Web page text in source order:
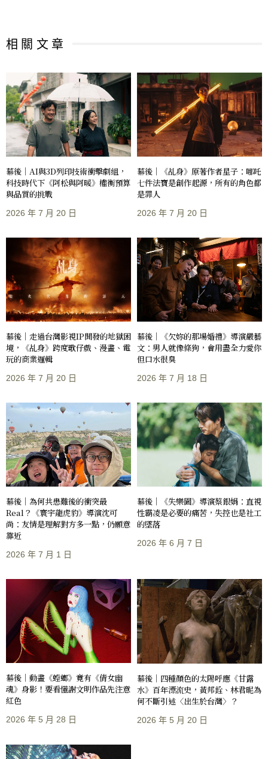
相 關 文 章
幕後｜AI與3D列印技術衝擊劇組，
科技時代下《阿松與阿暖》權衡預算
與品質的挑戰
2026 年 7 月 20 日
幕後｜《乩身》原著作者星子：哪吒
七件法寶是創作起源，所有的角色都
是罪人
2026 年 7 月 20 日
幕後｜走過台灣影視IP開發的地獄困
境，《乩身》跨度歌仔戲、漫畫、電
玩的商業邏輯
2026 年 7 月 20 日
幕後｜《欠妳的那場婚禮》導演嚴藝
文：男人就像條狗，會用盡全力愛你
但口水很臭
2026 年 7 月 18 日
幕後｜為何共患難後的衝突最
Real？《寰宇龍虎豹》導演沈可
尚：友情是理解對方多一點，仍願意
靠近
2026 年 7 月 1 日
幕後｜《失樂園》導演蔡銀娟：直視
性霸凌是必要的痛苦，失控也是社工
的墜落
2026 年 6 月 7 日
幕後｜動畫《螳螂》竟有《倩女幽
魂》身影！要看懂謝文明作品先注意
紅色
2026 年 5 月 28 日
幕後｜四種顏色的太陽呼應《甘露
水》百年漂流史，黃邦銓、林君昵為
何不斷引述〈出生於台灣〉？
2026 年 5 月 20 日